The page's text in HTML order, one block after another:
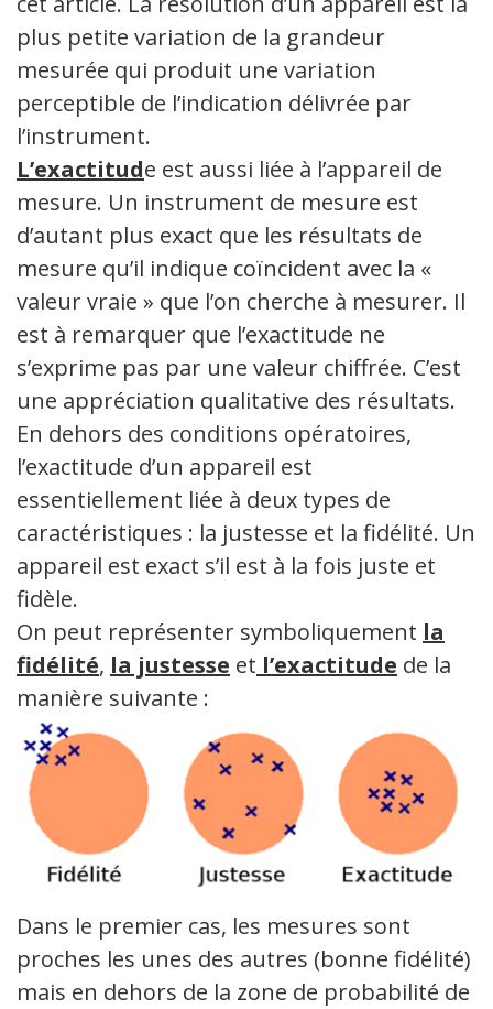
plus petite variation de la grandeur
mesurée qui produit une variation
perceptible de l’indication délivrée par
l’instrument.
L’exactitude est aussi liée à l’appareil de
mesure. Un instrument de mesure est
d’autant plus exact que les résultats de
mesure qu’il indique coïncident avec la «
valeur vraie » que l’on cherche à mesurer. Il
est à remarquer que l’exactitude ne
s’exprime pas par une valeur chiffrée. C’est
une appréciation qualitative des résultats.
En dehors des conditions opératoires,
l’exactitude d’un appareil est
essentiellement liée à deux types de
caractéristiques : la justesse et la fidélité. Un
appareil est exact s’il est à la fois juste et
fidèle.
On peut représenter symboliquement la
fidélité, la justesse et l’exactitude de la
manière suivante :
Dans le premier cas, les mesures sont
proches les unes des autres (bonne fidélité)
mais en dehors de la zone de probabilité de